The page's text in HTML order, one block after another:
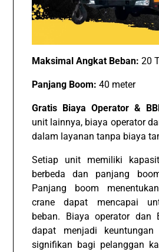
Maksimal Angkat Beban: 20
Panjang Boom: 40 meter
Gratis Biaya Operator &
unit lainnya, biaya operator
dalam layanan tanpa biaya
Setiap unit memiliki
berbeda dan panjang
Panjang boom
crane dapat mencapai
beban. Biaya operator dan
dapat menjadi
signifikan bagi pelanggan